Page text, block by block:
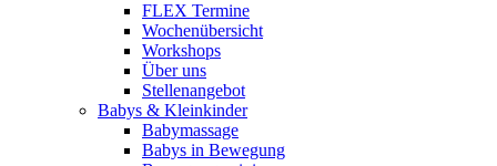
FLEX Termine
Wochenübersicht
Workshops
Über uns
Stellenangebot
Babys & Kleinkinder
Babymassage
Babys in Bewegung